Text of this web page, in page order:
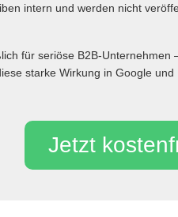
Jetzt
intern und werden nicht
für seriöse B2B-
starke Wirkung in Google und